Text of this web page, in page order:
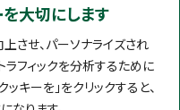
大切にします
させ、パーソナライズされ
ラフィックを分析するために
キーを」をクリックすると、